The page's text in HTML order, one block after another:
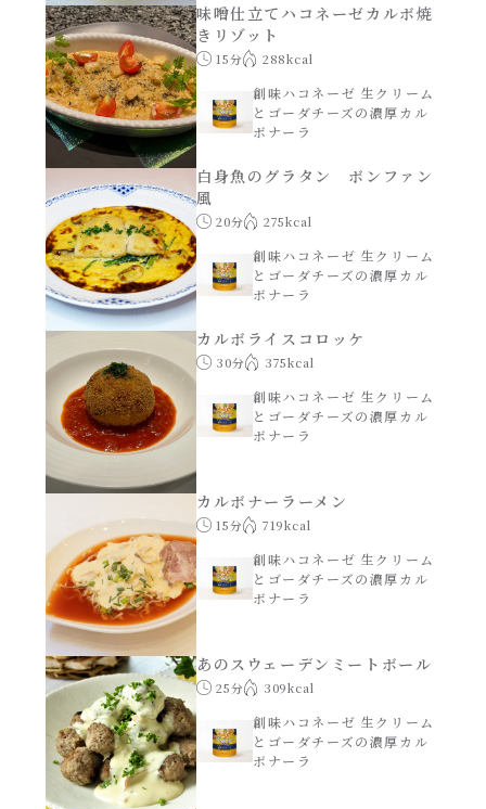
クリスマス
年末年始
その他
味噌仕立てハコネーゼカルボ焼
きリゾット
15分 288kcal
創味ハコネーゼ 生クリーム
とゴーダチーズの濃厚カル
ボナーラ
白身魚のグラタン ボンファン
風
20分 275kcal
創味ハコネーゼ 生クリーム
とゴーダチーズの濃厚カル
ボナーラ
カルボライスコロッケ
30分 375kcal
創味ハコネーゼ 生クリーム
とゴーダチーズの濃厚カル
ボナーラ
カルボナーラーメン
15分 719kcal
創味ハコネーゼ 生クリーム
とゴーダチーズの濃厚カル
ボナーラ
あのスウェーデンミートボール
25分 309kcal
創味ハコネーゼ 生クリーム
とゴーダチーズの濃厚カル
ボナーラ